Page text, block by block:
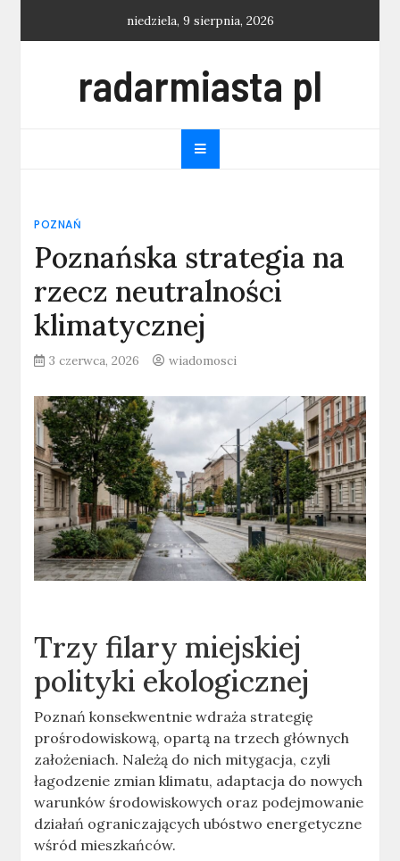
niedziela, 9 sierpnia, 2026
radarmiasta pl
POZNAŃ
Poznańska strategia na
rzecz neutralności
klimatycznej
3 czerwca, 2026 wiadomosci
Trzy filary miejskiej
polityki ekologicznej
Poznań konsekwentnie wdraża strategię
prośrodowiskową, opartą na trzech głównych
założeniach. Należą do nich mitygacja, czyli
łagodzenie zmian klimatu, adaptacja do nowych
warunków środowiskowych oraz podejmowanie
działań ograniczających ubóstwo energetyczne
wśród mieszkańców.